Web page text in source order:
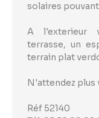
solaires
A l'exterieur
terrasse, un
terrain plat
N'attendez plus
Réf 52140